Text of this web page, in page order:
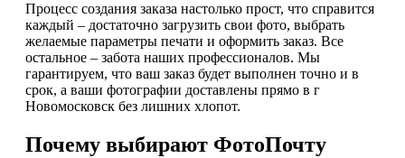
Процесс создания заказа настолько прост, что справится
каждый – достаточно загрузить свои фото, выбрать
желаемые параметры печати и оформить заказ. Все
остальное – забота наших профессионалов. Мы
гарантируем, что ваш заказ будет выполнен точно и в
срок, а ваши фотографии доставлены прямо в г
Новомосковск без лишних хлопот.
Почему выбирают ФотоПочту